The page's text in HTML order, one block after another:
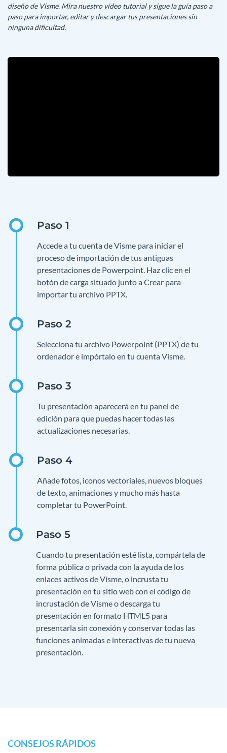
diseño de Visme. Mira nuestro vídeo tutorial y sigue la guía paso a
paso para importar, editar y descargar tus presentaciones sin
ninguna dificultad.
Accede a tu cuenta de Visme para iniciar el
proceso de importación de tus antiguas
presentaciones de Powerpoint. Haz clic en el
botón de carga situado junto a Crear para
importar tu archivo PPTX.
Selecciona tu archivo Powerpoint (PPTX) de tu
ordenador e impórtalo en tu cuenta Visme.
Tu presentación aparecerá en tu panel de
edición para que puedas hacer todas las
actualizaciones necesarias.
Añade fotos, iconos vectoriales, nuevos bloques
de texto, animaciones y mucho más hasta
completar tu PowerPoint.
Cuando tu presentación esté lista, compártela de
forma pública o privada con la ayuda de los
enlaces activos de Visme, o incrusta tu
presentación en tu sitio web con el código de
incrustación de Visme o descarga tu
presentación en formato HTML5 para
presentarla sin conexión y conservar todas las
funciones animadas e interactivas de tu nueva
presentación.
CONSEJOS RÁPIDOS